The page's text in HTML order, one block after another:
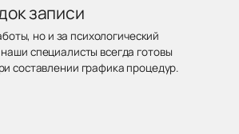
записи
но и за психологический
специалисты всегда готовы
составлении графика процедур.